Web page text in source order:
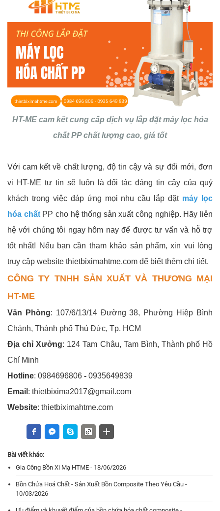
HT-ME cam kết cung cấp dịch vụ lắp đặt máy lọc hóa
chất PP chất lượng cao, giá tốt
Với cam kết về chất lượng, độ tin cậy và sự đổi mới, đơn
vị HT-ME tự tin sẽ luôn là đối tác đáng tin cậy của quý
khách trong việc đáp ứng mọi nhu cầu lắp đặt máy lọc
hóa chấtPP cho hệ thống sản xuất công nghiệp. Hãy liên
hệ với chúng tôi ngay hôm nay để được tư vấn và hỗ trợ
tốt nhất! Nếu bạn cần tham khảo sản phẩm, xin vui lòng
truy cập website thietbiximahtme.com để biết thêm chi tiết.
CÔNG TY TNHH SẢN XUẤT VÀ THƯƠNG MẠI
HT-ME
Văn Phòng: 107/6/13/14 Đường 38, Phường Hiệp Bình
Chánh, Thành phố Thủ Đức, Tp. HCM
Địa chỉ Xưởng: 124 Tam Châu, Tam Bình, Thành phố Hồ
Chí Minh
Hotline: 0984696806 - 0935649839
Email : thietbixima2017@gmail.com
Website: thietbiximahtme.com
Bài viết khác:
Gia Công Bồn Xi Mạ HTME - 18/06/2026
Bồn Chứa Hoá Chất - Sản Xuất Bồn Composite Theo Yêu Cầu -
10/03/2026